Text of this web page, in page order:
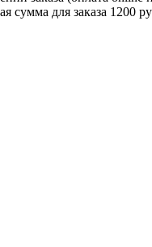
сумма для заказа 1200